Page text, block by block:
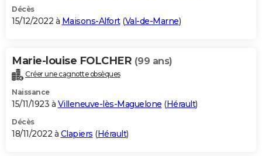
Décès
15/12/2022 à Maisons-Alfort(Val-de-Marne)
Marie-louise FOLCHER (99 ans)
Créer une cagnotte obsèques
Naissance
15/11/1923 à Villeneuve-lès-Maguelone (Hérault)
Décès
18/11/2022 à Clapiers (Hérault)